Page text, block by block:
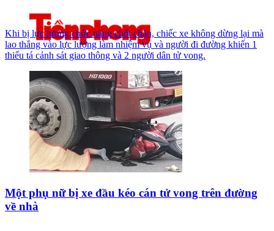
Khi bị lực lượng chức năng chốt chặn, chiếc xe không dừng lại mà
lao thẳng vào lực lượng làm nhiệm vụ và người đi đường khiến 1
thiếu tá cảnh sát giao thông và 2 người dân tử vong.
Một phụ nữ bị xe đầu kéo cán tử vong trên đường
về nhà